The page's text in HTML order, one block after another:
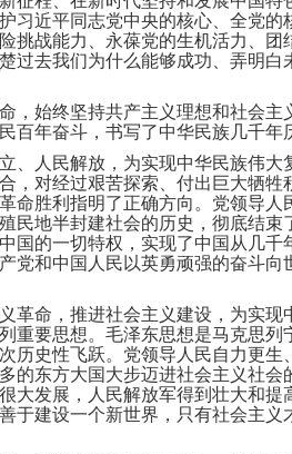
习近平同志党中央的核心、全党的
挑战能力、永葆党的生机活力、团
过去我们为什么能够成功、弄明白
，始终坚持共产主义理想和社会主
年奋斗，书写了中华民族几千年
、人民解放，为实现中华民族伟大
，对经过艰苦探索、付出巨大牺牲
命胜利指明了正确方向。党领导人
民地半封建社会的历史，彻底结束
国的一切特权，实现了中国从几千
党和中国人民以英勇顽强的奋斗向
革命，推进社会主义建设，为实现
重要思想。毛泽东思想是马克思列
历史性飞跃。党领导人民自力更生
的东方大国大步迈进社会主义社会
大发展，人民解放军得到壮大和提
于建设一个新世界，只有社会主义